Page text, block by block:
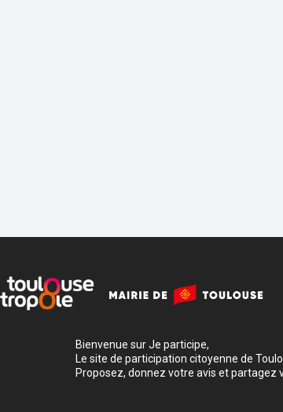
Bienvenue sur Je participe,
Le site de participation citoyenne de
Proposez, donnez votre avis et partagez